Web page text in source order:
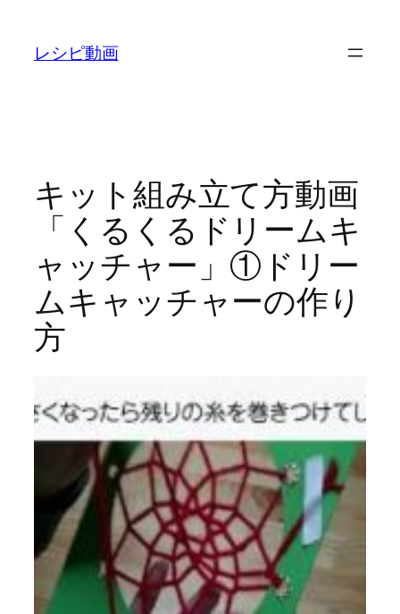
レシピ動画
キット組み立て方動画
「くるくるドリームキ
ャッチャー」①ドリー
ムキャッチャーの作り
方